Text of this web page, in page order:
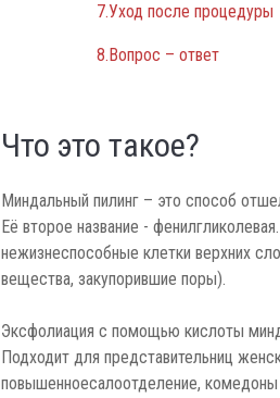
7.Уход после процедуры
8.Вопрос – ответ
Что это такое?
Миндальный пилинг – это способ
Её второе название -
нежизнеспособные клетки верхних
вещества, закупорившие поры).
Эксфолиация с помощью кислоты
Подходит для представительниц
повышенноесалоотделение,